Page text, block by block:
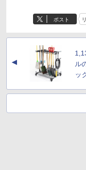
ポスト
▲
ル
ッ